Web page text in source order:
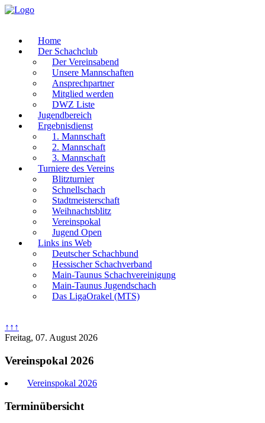
Home
Der Schachclub
Der Vereinsabend
Unsere Mannschaften
Ansprechpartner
Mitglied werden
DWZ Liste
Jugendbereich
Ergebnisdienst
1. Mannschaft
2. Mannschaft
3. Mannschaft
Turniere des Vereins
Blitzturnier
Schnellschach
Stadtmeisterschaft
Weihnachtsblitz
Vereinspokal
Jugend Open
Links ins Web
Deutscher Schachbund
Hessischer Schachverband
Main-Taunus Schachvereinigung
Main-Taunus Jugendschach
Das LigaOrakel (MTS)
↑↑↑
Freitag, 07. August 2026
Vereinspokal 2026
Vereinspokal 2026
Terminübersicht